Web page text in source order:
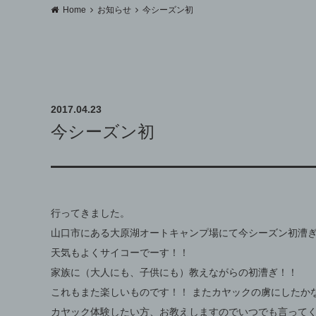
Home お知らせ 今シーズン初
2017.04.23
今シーズン初
行ってきました。
山口市にある大原湖オートキャンプ場にて今シーズン初漕ぎ
天気もよくサイコーでーす！！
家族に（大人にも、子供にも）教えながらの初漕ぎ！！
これもまた楽しいものです！！ またカヤックの虜にしたか
カヤック体験したい方、お教えしますのでいつでも言ってく